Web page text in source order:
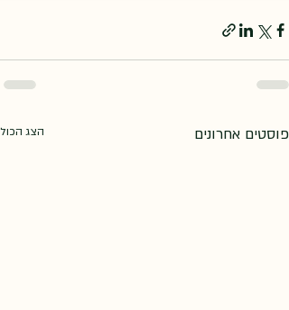
פוסטים אחרונים הצג הכול